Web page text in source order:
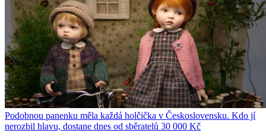
Podobnou panenku měla každá holčička v Československu. Kdo jí
nerozbil hlavu, dostane dnes od sběratelů 30 000 Kč